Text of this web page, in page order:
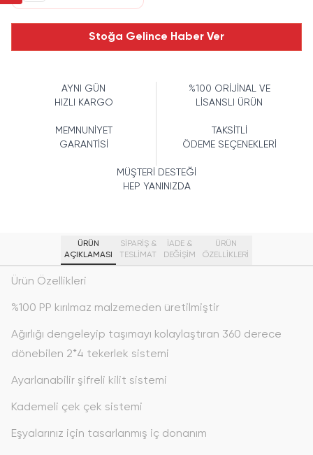
Stoğa Gelince Haber Ver
AYNI GÜN
HIZLI KARGO
%100 ORİJİNAL VE
LİSANSLI ÜRÜN
MEMNUNİYET
GARANTİSİ
TAKSİTLİ
ÖDEME SEÇENEKLERİ
MÜŞTERİ DESTEĞİ
HEP YANINIZDA
ÜRÜN
AÇIKLAMASI
SİPARİŞ &
TESLİMAT
İADE &
DEĞİŞİM
ÜRÜN
ÖZELLIKLERI
Ürün Özellikleri
%100 PP kırılmaz malzemeden üretilmiştir
Ağırlığı dengeleyip taşımayı kolaylaştıran 360 derece
dönebilen 2*4 tekerlek sistemi
Ayarlanabilir şifreli kilit sistemi
Kademeli çek çek sistemi
Eşyalarınız için tasarlanmış iç donanım